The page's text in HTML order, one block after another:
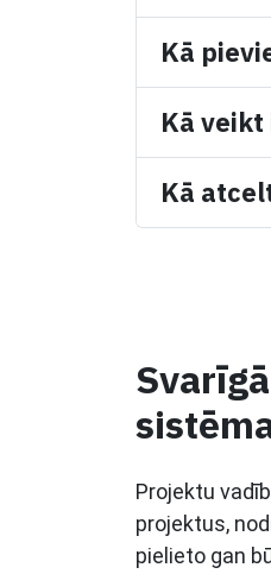
Kā
Kā veikt
Kā
Projektu
projektus,
pielieto gan